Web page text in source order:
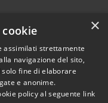
© 2026 • Città di
×
assimilati strettamente
navigazione del sito,
fine di elaborare
e anonime.
policy al seguente link